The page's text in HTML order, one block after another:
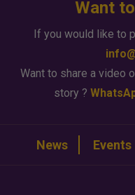
Want
If you would like to
Want to share a video
story ?
News Events